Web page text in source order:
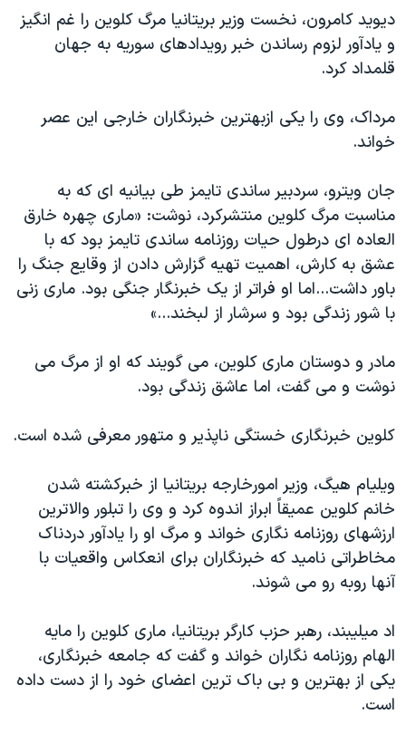
دیوید کامرون، نخست وزیر بریتانیا مرگ کلوین را غم انگیز
و یادآور لزوم رساندن خبر رویدادهای سوریه به جهان
قلمداد کرد.
مرداک، وی را یکی ازبهترین خبرنگاران خارجی این عصر
خواند.
جان ویترو، سردبیر ساندی تایمز طی بیانیه ای که به
مناسبت مرگ کلوین منتشرکرد، نوشت: «ماری چهره خارق
العاده ای درطول حیات روزنامه ساندی تایمز بود که با
عشق به کارش، اهمیت تهیه گزارش دادن از وقایع جنگ را
باور داشت...اما او فراتر از یک خبرنگار جنگی بود. ماری زنی
با شور زندگی بود و سرشار از لبخند...»
مادر و دوستان ماری کلوین، می گویند که او از مرگ می
نوشت و می گفت، اما عاشق زندگی بود.
کلوین خبرنگاری خستگی ناپذیر و متهور معرفی شده است.
ویلیام هیگ، وزیر امورخارجه بریتانیا از خبرکشته شدن
خانم کلوین عمیقاً ابراز اندوه کرد و وی را تبلور والاترین
ارزشهای روزنامه نگاری خواند و مرگ او را یادآور دردناک
مخاطراتی نامید که خبرنگاران برای انعکاس واقعیات با
آنها روبه رو می شوند.
اد میلیبند، رهبر حزب کارگر بریتانیا، ماری کلوین را مایه
الهام روزنامه نگاران خواند و گفت که جامعه خبرنگاری،
یکی از بهترین و بی باک ترین اعضای خود را از دست داده
است.